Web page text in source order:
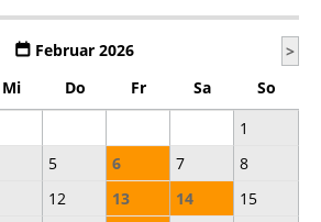
Februar 2026
>
Mi Do Fr Sa
So
1
5 6 7
8
12 13 14
15